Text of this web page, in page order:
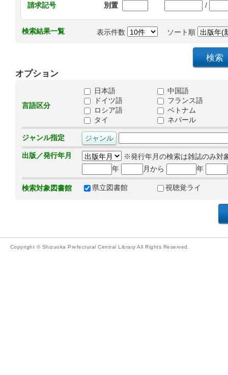
請求記号
別置 /
検索結果一覧 表示件数 ソート順
オプション
言語区分
日本語
中国語
ドイツ語
フランス語
ロシア語
ベトナム
タイ
ネパール
ジャンル指定
出版／発行年月
※発行年月の検索は雑誌のみ対
年
月から 年
検索対象図書館 県立図書館 視聴覚ライ
Copyright © Shizuoka Prefectural Central Library All Rights Reserved.